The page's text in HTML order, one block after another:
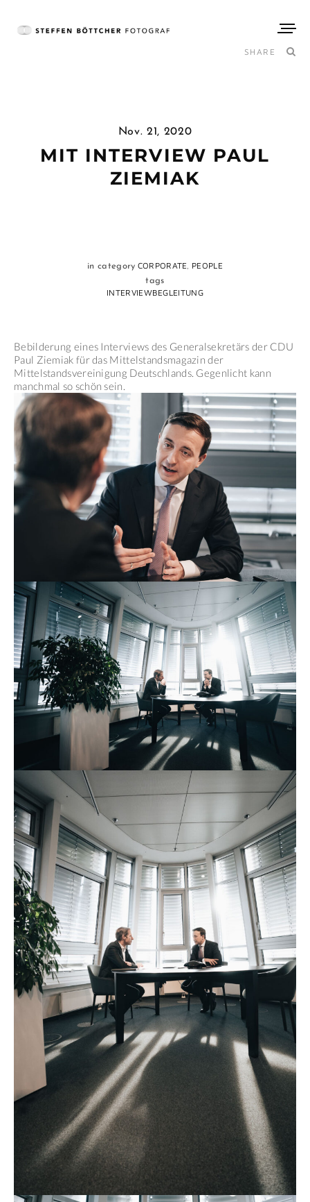
SHARE
Nov. 21, 2020
MIT INTERVIEW PAUL
ZIEMIAK
in category CORPORATE PEOPLE
tags
INTERVIEWBEGLEITUNG
Bebilderung eines Interviews des Generalsekretärs der CDU
Paul Ziemiak für das Mittelstandsmagazin der
Mittelstandsvereinigung Deutschlands. Gegenlicht kann
manchmal so schön sein.